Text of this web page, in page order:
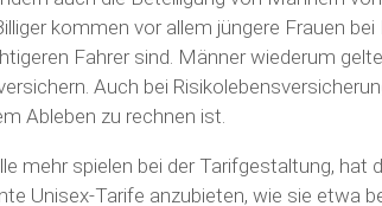
kommen vor allem jüngere Frauen
Fahrer sind. Männer wiederum
Auch bei
Ableben zu rechnen ist.
mehr spielen bei der Tarifgestaltung, hat
Unisex-Tarife anzubieten, wie sie etwa